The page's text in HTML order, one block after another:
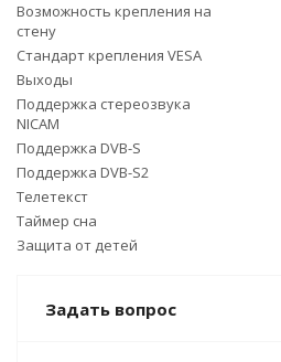
Возможность крепления на
стену
Стандарт крепления VESA
Выходы
Поддержка стереозвука
NICAM
Поддержка DVB-S
Поддержка DVB-S2
Телетекст
Таймер сна
Защита от детей
Задать вопрос